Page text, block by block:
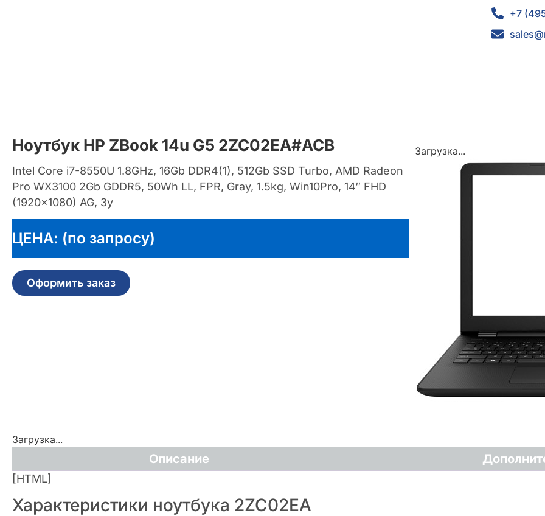
+7
Ноутбук HP ZBook 14u G5 2ZC02EA#ACB
Intel Core i7-8550U 1.8GHz, 16Gb DDR4(1), 512Gb SSD Turbo, AMD Radeon
Pro WX3100 2Gb GDDR5, 50Wh LL, FPR, Gray, 1.5kg, Win10Pro, 14″ FHD
(1920×1080) AG, 3y
ЦЕНА: (по запросу)
Оформить заказ
Загрузка...
Загрузка...
Описание
[HTML]
Характеристики ноутбука 2ZC02EA